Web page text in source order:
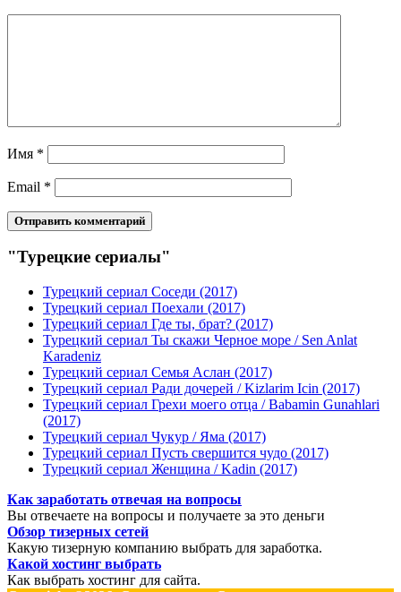
Имя *
Email *
"Турецкие сериалы"
Турецкий сериал Соседи (2017)
Турецкий сериал Поехали (2017)
Турецкий сериал Где ты, брат? (2017)
Турецкий сериал Ты скажи Черное море / Sen Anlat
Karadeniz
Турецкий сериал Семья Аслан (2017)
Турецкий сериал Ради дочерей / Kizlarim Icin (2017)
Турецкий сериал Грехи моего отца / Babamin Gunahlari
(2017)
Турецкий сериал Чукур / Яма (2017)
Турецкий сериал Пусть свершится чудо (2017)
Турецкий сериал Женщина / Kadin (2017)
Как заработать отвечая на вопросы
Вы отвечаете на вопросы и получаете за это деньги
Обзор тизерных сетей
Какую тизерную компанию выбрать для заработка.
Какой хостинг выбрать
Как выбрать хостинг для сайта.